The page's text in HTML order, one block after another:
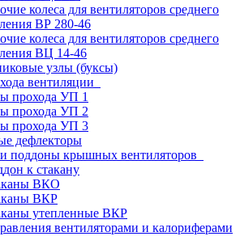
колеса для вентиляторов среднего
ВР 280-46
колеса для вентиляторов среднего
ВЦ 14-46
узлы (буксы)
вентиляции
прохода УП 1
прохода УП 2
прохода УП 3
дефлекторы
поддоны крышных вентиляторов
к стакану
ВКО
ВКР
утепленные ВКР
вентиляторами и калориферами